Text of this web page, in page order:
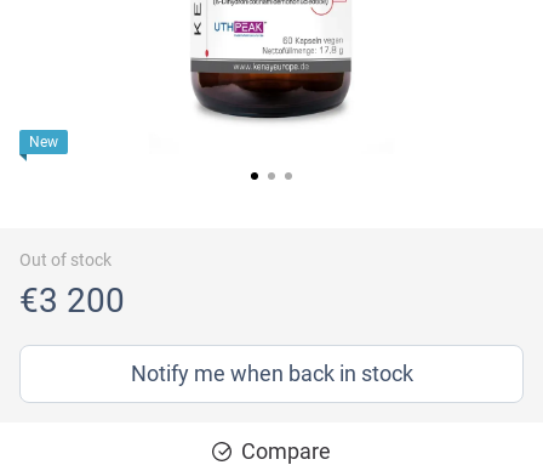
New
Out of stock
€3 200
Notify me when back in stock
Compare